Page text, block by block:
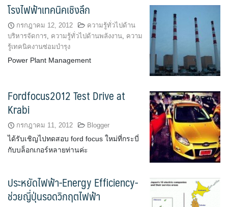
โรงไฟฟ้าเทคนิคเชิงลึก
กรกฎาคม 12, 2012
ความรู้ทั่วไปด้าน
บริหารจัดการ, ความรู้ทั่วไปด้านพลังงาน, ความ
รู้เทคนิคงานซ่อมบำรุง
Power Plant Management
Fordfocus2012 Test Drive at
Krabi
กรกฎาคม 11, 2012 Blogger
ได้รับเชิญไปทดสอบ ford focus ใหม่ที่กระบี่
กับบล็อกเกอร์หลายท่านค่ะ
ประหยัดไฟฟ้า-Energy Efficiency-
ช่วยญี่ปุ่นรอดวิกฤตไฟฟ้า